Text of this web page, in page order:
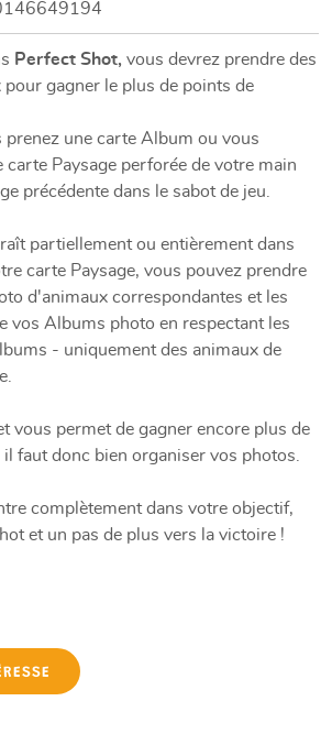
Perfect Shot, vous devrez prendre des
gagner le plus de points de
une carte Album ou vous
carte Paysage perforée de votre main
précédente dans le sabot de jeu.
partiellement ou entièrement dans
carte Paysage, vous pouvez prendre
d'animaux correspondantes et les
vos Albums photo en respectant les
- uniquement des animaux de
vous permet de gagner encore plus de
faut donc bien organiser vos photos.
complètement dans votre objectif,
et un pas de plus vers la victoire !